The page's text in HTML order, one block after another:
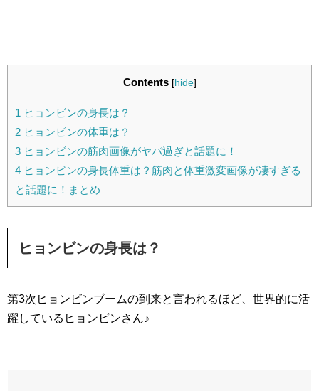
Contents [hide]
1 ヒョンビンの身長は？
2 ヒョンビンの体重は？
3 ヒョンビンの筋肉画像がヤバ過ぎと話題に！
4 ヒョンビンの身長体重は？筋肉と体重激変画像が凄すぎる
と話題に！まとめ
ヒョンビンの身長は？
第3次ヒョンビンブームの到来と言われるほど、世界的に活
躍しているヒョンビンさん♪